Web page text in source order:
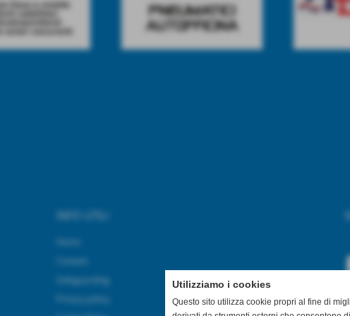
INFO UTILI
Contatti
Safeguarding
Utilizziamo i cookies
Questo sito utilizza cookie propri al fine di